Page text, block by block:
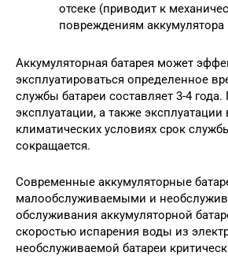
отсеке (приводит к
повреждениям
Аккумуляторная батарея может
эксплуатироваться определенное
службы батареи составляет 3-4
эксплуатации, а также эксплуатации
климатических условиях срок
сокращается.
Современные аккумуляторные
малообслуживаемыми и
обслуживания аккумуляторной
скоростью испарения воды из
необслуживаемой батареи